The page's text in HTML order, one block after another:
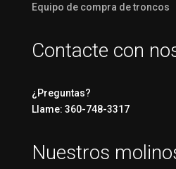
Equipo de compra de troncos
Contacte con
¿Preguntas?
Llame: 360-748-3317
Nuestros